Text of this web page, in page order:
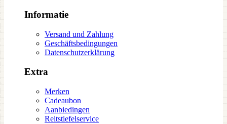
Informatie
Versand und Zahlung
Geschäftsbedingungen
Datenschutzerklärung
Extra
Merken
Cadeaubon
Aanbiedingen
Reitstiefelservice